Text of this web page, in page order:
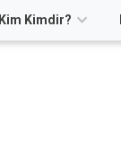
Kim Kimdir?